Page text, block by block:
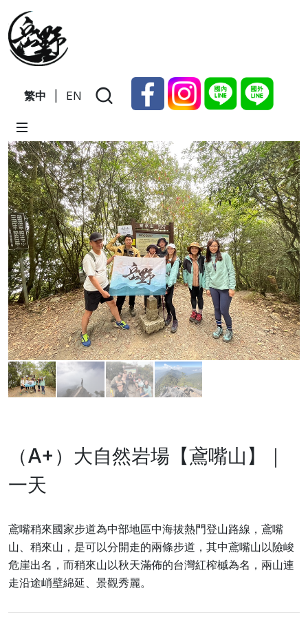
繁中 EN
（A+）大自然岩場【鳶嘴山】｜
一天
鳶嘴稍來國家步道為中部地區中海拔熱門登山路線，鳶嘴
山、稍來山，是可以分開走的兩條步道，其中鳶嘴山以險峻
危崖出名，而稍來山以秋天滿佈的台灣紅榨槭為名，兩山連
走沿途峭壁綿延、景觀秀麗。